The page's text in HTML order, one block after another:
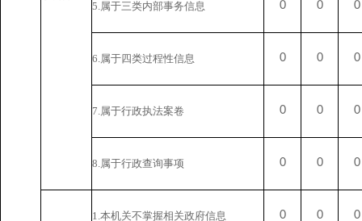
5.属于三类内部事务信息 0 0 0
6.属于四类过程性信息 0 0 0
7.属于行政执法案卷 0 0 0
8.属于行政查询事项 0 0 0
1.本机关不掌握相关政府信息 0 0 0